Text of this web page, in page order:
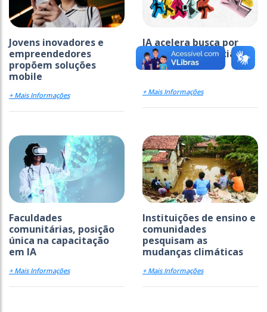
Jovens inovadores e
empreendedores
propõem soluções
mobile
+ Mais Informações
IA acelera busca por
novas competências
+ Mais Informações
Faculdades
comunitárias, posição
única na capacitação
em IA
+ Mais Informações
Instituições de ensino e
comunidades
pesquisam as
mudanças climáticas
+ Mais Informações